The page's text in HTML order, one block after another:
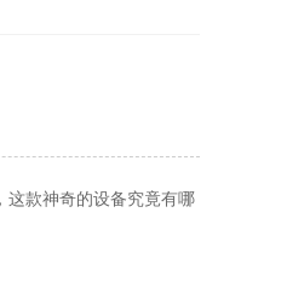
款神奇的设备究竟有哪